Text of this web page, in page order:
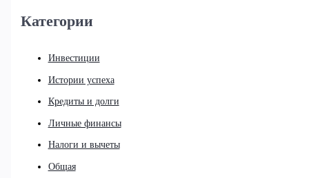
Категории
Инвестиции
Истории успеха
Кредиты и долги
Личные финансы
Налоги и вычеты
Общая